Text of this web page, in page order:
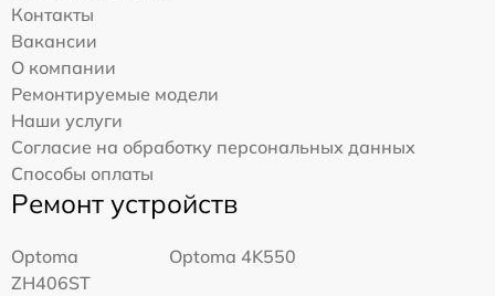
Контакты
Вакансии
О компании
Ремонтируемые модели
Наши услуги
Согласие на обработку персональных данных
Способы оплаты
Ремонт устройств
Optoma
ZH406ST
Optoma 4K550